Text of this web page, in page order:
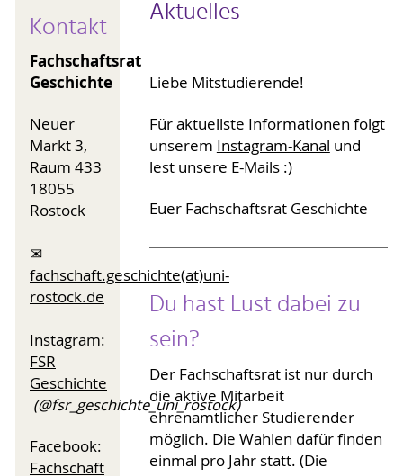
Kontakt
Fachschaftsrat
Geschichte
Neuer
Markt 3,
Raum 433
18055
Rostock
✉
fachschaft.geschichte(at)uni-
rostock.de
Instagram:
FSR
Geschichte
(@fsr_geschichte_uni_rostock)
Facebook:
Fachschaft
Aktuelles
Liebe Mitstudierende!
Für aktuellste Informationen folgt
unserem Instagram-Kanal und
lest unsere E-Mails :)
Euer Fachschaftsrat Geschichte
Du hast Lust dabei zu
sein?
Der Fachschaftsrat ist nur durch
die aktive Mitarbeit
ehrenamtlicher Studierender
möglich. Die Wahlen dafür finden
einmal pro Jahr statt. (Die